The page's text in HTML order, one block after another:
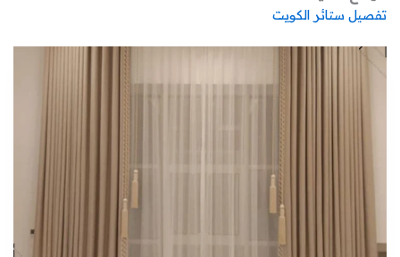
تفصيل ستائر الكويت